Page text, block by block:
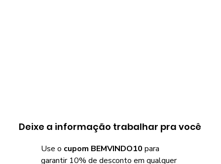
Deixe a informação trabalhar pra você
Use o cupom BEMVINDO10 para
garantir 10% de desconto em qualquer